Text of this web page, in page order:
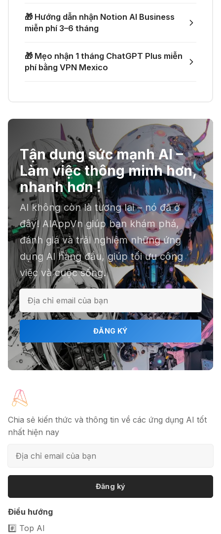
Plus miễn phí
03 Thg 07 2026
🎁 Nhận miễn phí DeepSeek V4 Pro
và Claude Opus 4.8 trên Merlin AI
ghi âm thành văn bản
☣️ Proxy by Convergence - AI
agent tự động hoá
📕 Kimi AI - Ứng dụng tóm tắt hàng
chục file dữ liệu
ℹ️ Napkin AI - Biến văn bản thành
infographic
🎗️ Logomaster.ai: Thiết kế logo
chuyên nghiệp trong 5 phút
ảnh sản phẩm chuyên nghiệp
🎁 Hướng dẫn nhận Notion AI Business
miễn phí 3–6 tháng
🎁 Mẹo nhận 1 tháng ChatGPT Plus miễn
phí bằng VPN Mexico
Tận dụng sức mạnh AI –
Làm việc thông minh hơn,
nhanh hơn !
AI không còn là tương lai – nó đã ở
đây! AIAppVn giúp bạn khám phá,
đánh giá và trải nghiệm những ứng
dụng AI hàng đầu, giúp tối ưu công
việc và cuộc sống.
ĐĂNG KÝ
Chia sẻ kiến thức và thông tin về các ứng dụng AI tốt
nhất hiện nay
Đăng ký
Điều hướng
#️⃣ Top AI